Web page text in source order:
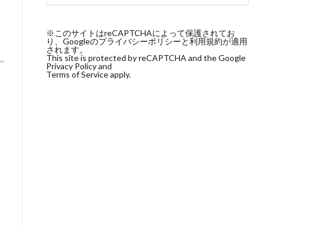
※このサイトはreCAPTCHAによって保護されてお
り、Googleのプライバシーポリシーと利用規約が適用
されます。
This site is protected by reCAPTCHA and the Google
Privacy Policy and
Terms of Service apply.